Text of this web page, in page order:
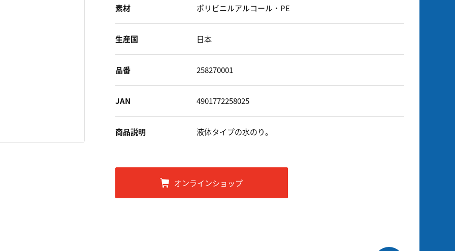
素材 ポリビニルアルコール・PE
生産国 日本
品番 258270001
JAN 4901772258025
商品説明 液体タイプの水のり。
オンラインショップ